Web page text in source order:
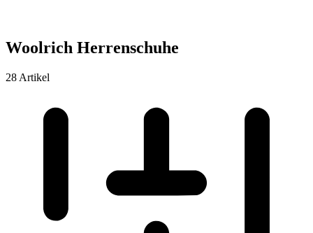
Woolrich Herrenschuhe
28 Artikel